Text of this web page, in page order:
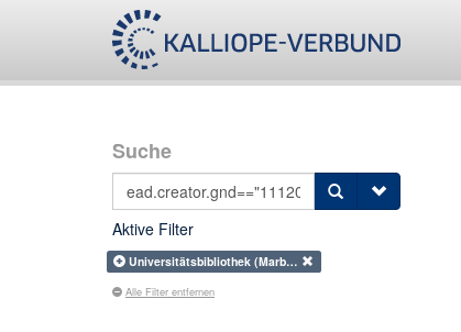
Suche
Aktive Filter
Universitätsbibliothek (Marb…
Alle Filter entfernen